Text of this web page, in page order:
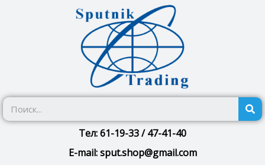
Тел: 61-19-33 / 47-41-40
E-mail: sput.shop@gmail.com